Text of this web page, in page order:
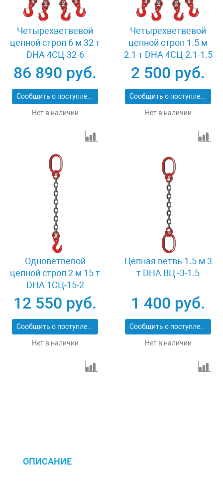
Четырехветвевой
цепной строп 6 м 32 т
DHA 4СЦ-32-6
86 890 руб.
Сообщить о поступлении
Нет в наличии
Четырехветвевой
цепной строп 1.5 м
2.1 т DHA 4СЦ-2.1-1.5
2 500 руб.
Сообщить о поступлении
Нет в наличии
Одноветвевой
цепной строп 2 м 15 т
DHA 1СЦ-15-2
12 550 руб.
Сообщить о поступлении
Нет в наличии
Цепная ветвь 1.5 м 3
т DHA ВЦ -3-1.5
1 400 руб.
Сообщить о поступлении
Нет в наличии
ОПИСАНИЕ